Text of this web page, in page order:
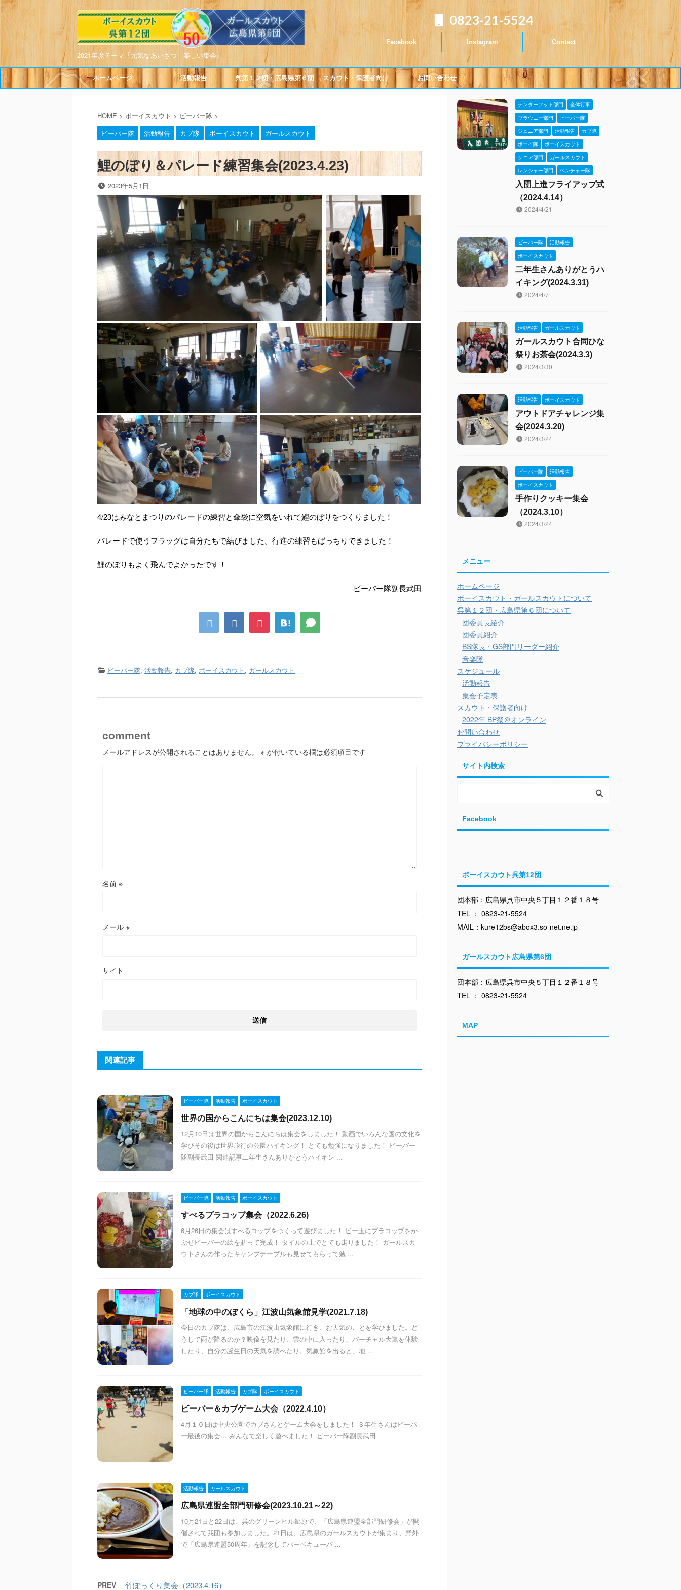
2021年度テーマ『元気なあいさつ 楽しい集会』
0823-21-5524
Facebook Instagram Contact
ホームページ 活動報告 呉第１２団・広島県第６団 スカウト・保護者向け お問い合わせ
HOME > ボーイスカウト > ビーバー隊 >
ビーバー隊
活動報告 カブ隊 ボーイスカウト ガールスカウト
鯉のぼり＆パレード練習集会(2023.4.23)
2023年5月1日
4/23はみなとまつりのパレードの練習と傘袋に空気をいれて鯉のぼりをつくりました！
パレードで使うフラッグは自分たちで結びました。行進の練習もばっちりできました！
鯉のぼりもよく飛んでよかったです！
ビーバー隊副長武田
-ビーバー隊,活動報告, カブ隊,ボーイスカウト , ガールスカウト
comment
メールアドレスが公開されることはありません。 ※ が付いている欄は必須項目です
名前 ※
メール ※
サイト
関連記事
ビーバー隊 活動報告 ボーイスカウト
世界の国からこんにちは集会(2023.12.10)
12月10日は世界の国からこんにちは集会をしました！ 動画でいろんな国の文化を
学びその後は世界旅行の公園ハイキング！ とても勉強になりました！ ビーバー
隊副長武田 関連記事二年生さんありがとうハイキン ...
ビーバー隊 活動報告 ボーイスカウト
すべるプラコップ集会（2022.6.26)
6月26日の集会はすべるコップをつくって遊びました！ ビー玉にプラコップをか
ぶせビーバーの絵を貼って完成！ タイルの上でとても走りました！ ガールスカ
ウトさんの作ったキャンプテーブルも見せてもらって勉 ...
カブ隊 ボーイスカウト
「地球の中のぼくら」江波山気象館見学(2021.7.18)
今日のカブ隊は、広島市の江波山気象館に行き、お天気のことを学びました。ど
うして雨が降るのか？映像を見たり、雲の中に入ったり、バーチャル大嵐を体験
したり、自分の誕生日の天気を調べたり。気象館を出ると、地 ...
ビーバー隊 活動報告 カブ隊 ボーイスカウト
ビーバー＆カブゲーム大会（2022.4.10）
4月１０日は中央公園でカブさんとゲーム大会をしました！ ３年生さんはビーバ
ー最後の集会… みんなで楽しく遊べました！ ビーバー隊副長武田
活動報告 ガールスカウト
広島県連盟全部門研修会(2023.10.21～22)
10月21日と22日は、呉のグリーンヒル郷原で、「広島県連盟全部門研修会」が開
催されて我団も参加しました。21日は、広島県のガールスカウトが集まり、野外
で「広島県連盟50周年」を記念してバーベキューパ ...
PREV 竹ぽっくり集会（2023.4.16）
テンダーフット部門
全体行事
ブラウニー部門
ビーバー隊
ジュニア部門
活動報告
カブ隊
ボーイ隊
ボーイスカウト
シニア部門
ガールスカウト
レンジャー部門
ベンチャー隊
入団上進フライアップ式
（2024.4.14）
2024/4/21
ビーバー隊
活動報告
ボーイスカウト
二年生さんありがとうハ
イキング(2024.3.31)
2024/4/7
活動報告 ガールスカウト
ガールスカウト合同ひな
祭りお茶会(2024.3.3)
2024/3/30
活動報告 ボーイスカウト
アウトドアチャレンジ集
会(2024.3.20)
2024/3/24
ビーバー隊
活動報告
ボーイスカウト
手作りクッキー集会
（2024.3.10）
2024/3/24
メニュー
ホームページ
ボーイスカウト・ガールスカウトについて
呉第１２団・広島県第６団について
団委員長紹介
団委員紹介
BS隊長・GS部門リーダー紹介
音楽隊
スケジュール
活動報告
集会予定表
スカウト・保護者向け
2022年 BP祭＠オンライン
お問い合わせ
プライバシーポリシー
サイト内検索
Facebook
ボーイスカウト呉第12団
団本部：広島県呉市中央５丁目１２番１８号
TEL ： 0823-21-5524
MAIL：kure12bs@abox3.so-net.ne.jp
ガールスカウト広島県第6団
団本部：広島県呉市中央５丁目１２番１８号
TEL ： 0823-21-5524
MAP